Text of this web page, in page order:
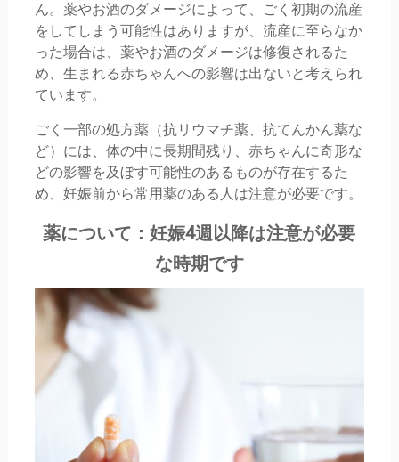
ん。薬やお酒のダメージによって、ごく初期の流産
をしてしまう可能性はありますが、流産に至らなか
った場合は、薬やお酒のダメージは修復されるた
め、生まれる赤ちゃんへの影響は出ないと考えられ
ています。
ごく一部の処方薬（抗リウマチ薬、抗てんかん薬な
ど）には、体の中に長期間残り、赤ちゃんに奇形な
どの影響を及ぼす可能性のあるものが存在するた
め、妊娠前から常用薬のある人は注意が必要です。
薬について：妊娠4週以降は注意が必要
な時期です